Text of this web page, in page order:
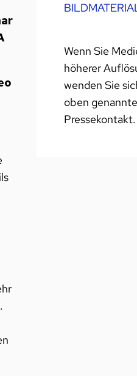
Wenn Sie
höherer
wenden Sie
oben
Pressekontakt.